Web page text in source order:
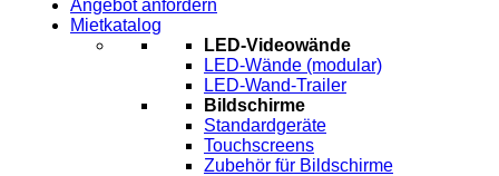
Angebot anfordern
Mietkatalog
LED-Videowände
LED-Wände (modular)
LED-Wand-Trailer
Bildschirme
Standardgeräte
Touchscreens
Zubehör für Bildschirme